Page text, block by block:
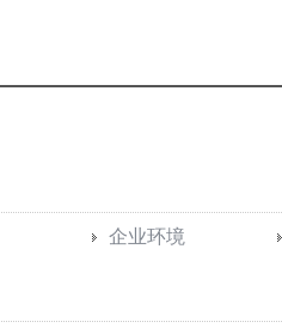
企业环境